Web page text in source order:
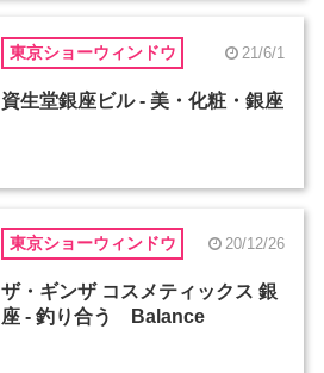
東京ショーウィンドウ 21/6/1
資生堂銀座ビル - 美・化粧・銀座
東京ショーウィンドウ 20/12/26
ザ・ギンザ コスメティックス 銀
座 - 釣り合う Balance